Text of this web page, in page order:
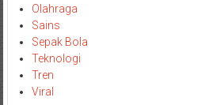
Olahraga
Sains
Sepak Bola
Teknologi
Tren
Viral